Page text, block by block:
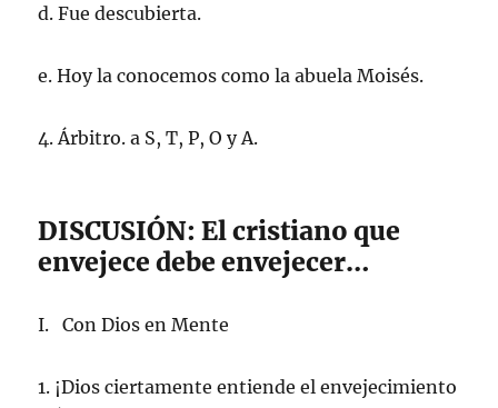
d. Fue descubierta.
e. Hoy la conocemos como la abuela Moisés.
4. Árbitro. a S, T, P, O y A.
DISCUSIÓN: El cristiano que
envejece debe envejecer…
I. Con Dios en Mente
1. ¡Dios ciertamente entiende el envejecimiento